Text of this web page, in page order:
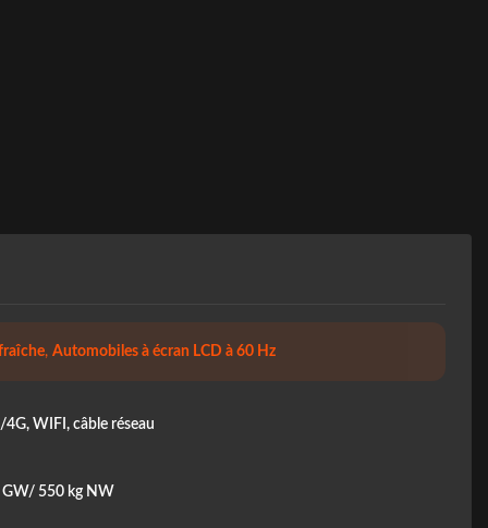
, Automobiles à écran LCD à 60 Hz
WIFI, câble réseau
GW/ 550 kg NW